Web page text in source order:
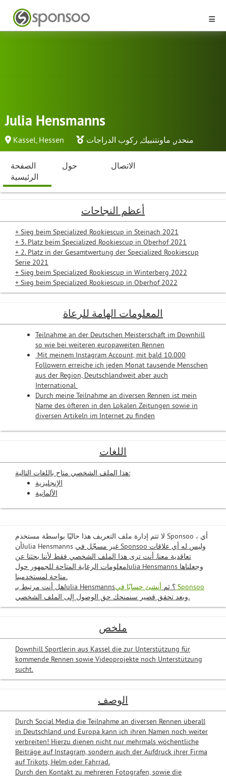
Julia Hensmanns
Kassel, Hessen منحدر, ماونتنبيك, ركوب الدراجات
الصفحة
الرئيسية
حول الاتصال
لا تتم إدارة ملف التعريف هذا حاليًا بواسطة مستخدم Sponsoo ، أي
أنJulia Hensmanns
غير مسجّل في Sponsoo وليس له أي علاقات
تعاقدية معنا. أنت ترى هذا الملف الشخصي فقط لأننا بحثنا عن
معلومات الرعاية المتاحة للجمهور حولJulia Hensmanns وجعلناها
متاحة لمستخدمينا.
هل أنت مرتبط بـJulia Hensmanns؟ ثم أنشئ حسابًا في Sponsoo
وبعد تحقق قصير سنمنحك حق الوصول إلى الملف الشخصي.
ملخص
Downhill Sportlerin aus Kassel die zur Unterstützung für
kommende Rennen sowie Videoprojekte noch Unterstützung
sucht.
الوصف
Durch Social Media die Teilnahme an diversen Rennen überall
in Deutschland und Europa kann ich ihren Namen noch weiter
verbreiten! Hierzu dienen nicht nur mehrmals wöchentliche
Beiträge auf Instagram, sondern auch der Aufdruck ihrer Firma
auf Trikots, Helm oder Fahrrad.
Durch den Kontakt zu mehreren Fotografen, sowie die
أعظم النجاحات
+ Sieg beim Specialized Rookiescup in Steinach 2021
+ 3. Platz beim Specialized Rookiescup in Oberhof 2021
+ 2. Platz in der Gesamtwertung der Specialized Rookiescup
Serie 2021
+ Sieg beim Specialized Rookiescup in Winterberg 2022
+ Sieg beim Specialized Rookiescup in Oberhof 2022
المعلومات الهامة للرعاة
Teilnahme an der Deutschen Meisterschaft im Downhill
so wie bei weiteren europaweiten Rennen
Mit meinem Instagram Account, mit bald 10.000
Followern erreiche ich jeden Monat tausende Menschen
aus der Region, Deutschlandweit aber auch
International
Durch meine Teilnahme an diversen Rennen ist mein
Name des öfteren in den Lokalen Zeitungen sowie in
diversen Artikeln im Internet zu finden
اللغات
هذا الملف الشخصي متاح باللغات التالية:
الإنجليزية
الألمانية